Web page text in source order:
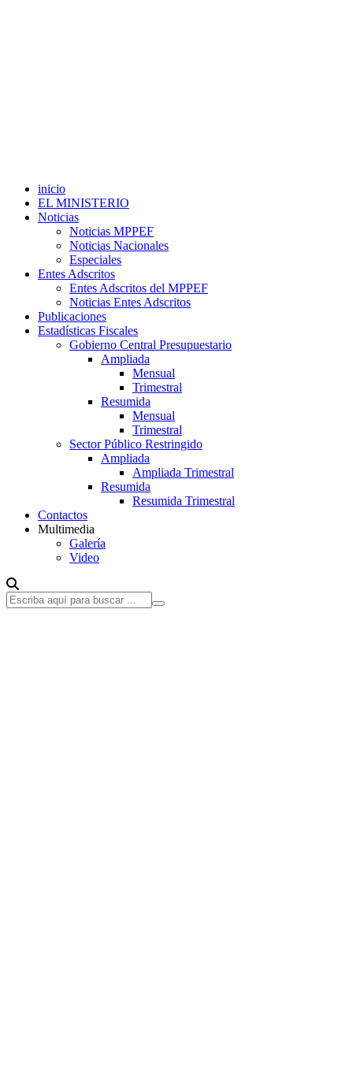
inicio
EL MINISTERIO
Noticias
Noticias MPPEF
Noticias Nacionales
Especiales
Entes Adscritos
Entes Adscritos del MPPEF
Noticias Entes Adscritos
Publicaciones
Estadísticas Fiscales
Gobierno Central Presupuestario
Ampliada
Mensual
Trimestral
Resumida
Mensual
Trimestral
Sector Público Restringido
Ampliada
Ampliada Trimestral
Resumida
Resumida Trimestral
Contactos
Multimedia
Galería
Video